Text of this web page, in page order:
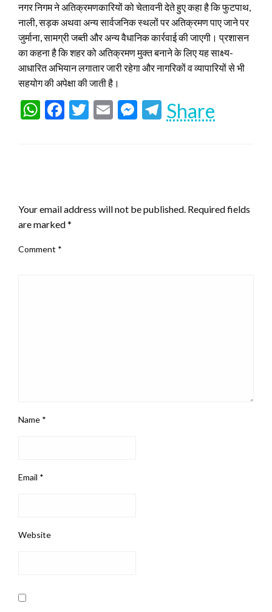
नगर निगम ने अतिक्रमणकारियों को चेतावनी देते हुए कहा है कि फुटपाथ,
नाली, सड़क अथवा अन्य सार्वजनिक स्थलों पर अतिक्रमण पाए जाने पर
जुर्माना, सामग्री जब्ती और अन्य वैधानिक कार्रवाई की जाएगी। प्रशासन
का कहना है कि शहर को अतिक्रमण मुक्त बनाने के लिए यह साक्ष्य-
आधारित अभियान लगातार जारी रहेगा और नागरिकों व व्यापारियों से भी
सहयोग की अपेक्षा की जाती है।
WhatsApp
Facebook
Twitter
EmailMessenger
Telegram
Share
Your email address will not be published. Required fields
are marked*
Comment *
Name *
Email *
Website